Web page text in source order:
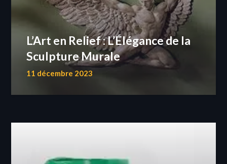
L’Art en Relief : L’Élégance de la
Sculpture Murale
11 décembre 2023